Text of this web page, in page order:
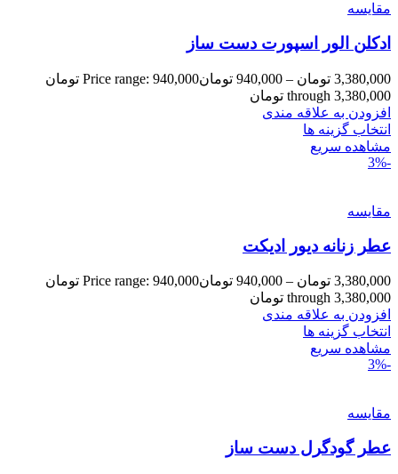
مقایسه
ادکلن الور اسپورت دست ساز
3,380,000 تومان –
940,000 تومان
Price range: 940,000 تومان
through 3,380,000 تومان
افزودن به علاقه مندی
انتخاب گزینه ها
مشاهده سریع
-3%
مقایسه
عطر زنانه دیور ادیکت
3,380,000 تومان –
940,000 تومان
Price range: 940,000 تومان
through 3,380,000 تومان
افزودن به علاقه مندی
انتخاب گزینه ها
مشاهده سریع
-3%
مقایسه
عطر گودگرل دست ساز